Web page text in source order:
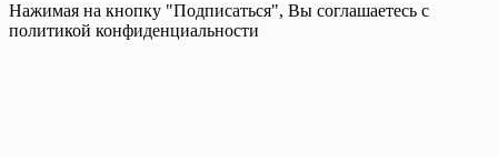
Нажимая на кнопку "Подписаться", Вы соглашаетесь с
политикой конфиденциальности